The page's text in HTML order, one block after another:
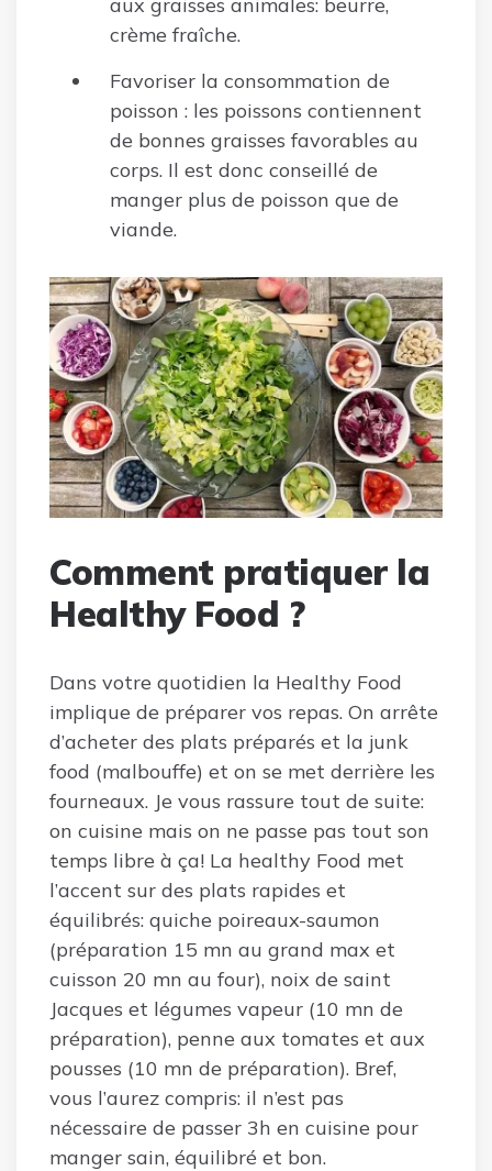
aux graisses animales: beurre,
crème fraîche.
Favoriser la consommation de
poisson : les poissons contiennent
de bonnes graisses favorables au
corps. Il est donc conseillé de
manger plus de poisson que de
viande.
Comment pratiquer la
Healthy Food ?
Dans votre quotidien la Healthy Food
implique de préparer vos repas. On arrête
d’acheter des plats préparés et la junk
food (malbouffe) et on se met derrière les
fourneaux. Je vous rassure tout de suite:
on cuisine mais on ne passe pas tout son
temps libre à ça! La healthy Food met
l’accent sur des plats rapides et
équilibrés: quiche poireaux-saumon
(préparation 15 mn au grand max et
cuisson 20 mn au four), noix de saint
Jacques et légumes vapeur (10 mn de
préparation), penne aux tomates et aux
pousses (10 mn de préparation). Bref,
vous l’aurez compris: il n’est pas
nécessaire de passer 3h en cuisine pour
manger sain, équilibré et bon.